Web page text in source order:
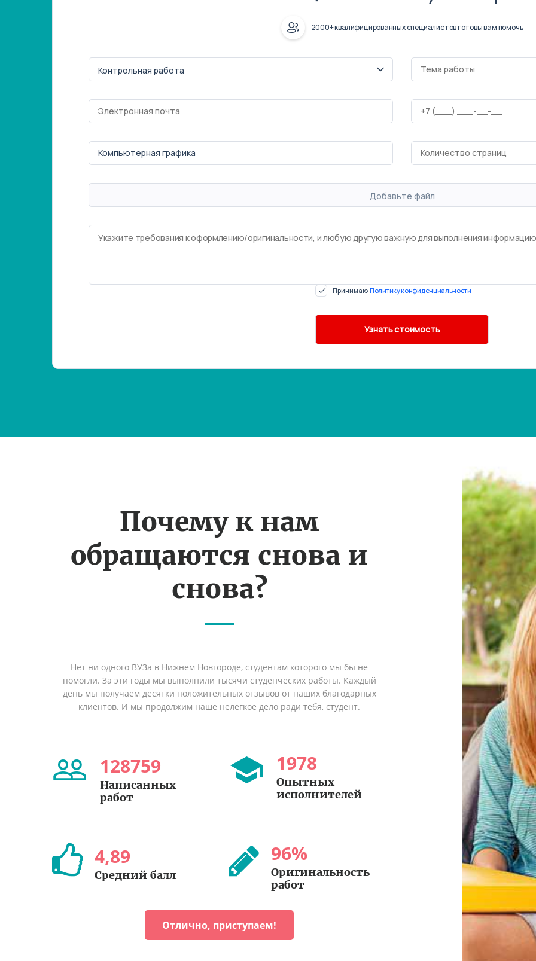
2000+ квалифицированных специалистов готовы вам помочь
Добавьте файл
Принимаю Политику конфиденциальности
Почему к нам
обращаются снова и
снова?
Нет ни одного ВУЗа в Нижнем Новгороде, студентам которого мы бы не
помогли. За эти годы мы выполнили тысячи студенческих работы. Каждый
день мы получаем десятки положительных отзывов от наших благодарных
клиентов. И мы продолжим наше нелегкое дело ради тебя, студент.
128759
Написанных
работ
1978
Опытных
исполнителей
4,89
Средний балл
96%
Оригинальность
работ
Отлично, приступаем!